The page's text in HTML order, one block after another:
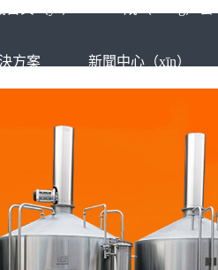
頁（yè）
方案 新聞中心（xīn）